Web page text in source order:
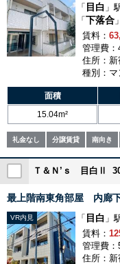
「 目白 」
「 下落合
賃料：
管理費：
住所：新
種別：マ
面積
15.04m²
礼金なし 分譲賃貸 南向き
Ｔ＆Ｎ’ｓ 目白Ⅱ
最上階南東角部屋 内廊
VR内見 「 目白 」
賃料：
管理費：
住所：新